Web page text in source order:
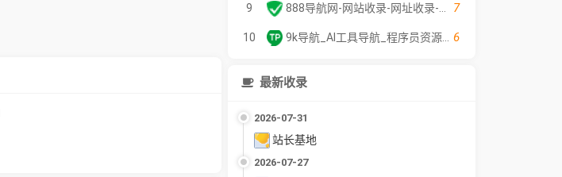
9 7
10 6
最新收录
2026-07-31
站长基地
2026-07-27